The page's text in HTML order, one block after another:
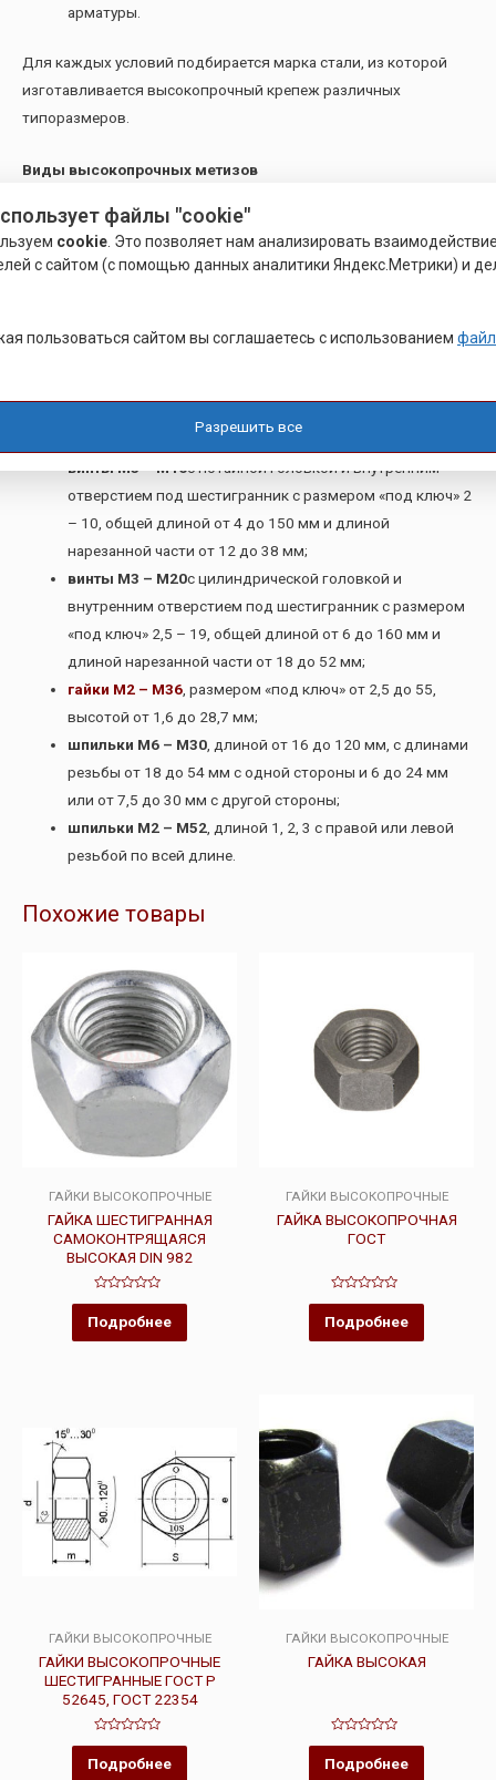
арматуры.
Для каждых условий подбирается марка стали, из которой
изготавливается высокопрочный крепеж различных
типоразмеров.
Виды высокопрочных метизов
В высокопрочных соединениях чаще всего используются
болты, винты и шпильки классов прочности 8.8, 10.9, 12.9 и
соответствующие им гайки классов 8.0, 10.0, 12.0. В
высокопрочный крепеж, как:
винты М3 – М16с потайной головкой и внутренним
отверстием под шестигранник с размером «под ключ» 2
– 10, общей длиной от 4 до 150 мм и длиной
нарезанной части от 12 до 38 мм;
винты М3 – М20с цилиндрической головкой и
внутренним отверстием под шестигранник с размером
«под ключ» 2,5 – 19, общей длиной от 6 до 160 мм и
длиной нарезанной части от 18 до 52 мм;
гайки М2 – М36 , размером «под ключ» от 2,5 до 55,
высотой от 1,6 до 28,7 мм;
шпильки М6 – М30 , длиной от 16 до 120 мм, с длинами
резьбы от 18 до 54 мм с одной стороны и 6 до 24 мм
или от 7,5 до 30 мм с другой стороны;
шпильки М2 – М52 , длиной 1, 2, 3 с правой или левой
резьбой по всей длине.
Похожие товары
ГАЙКИ ВЫСОКОПРОЧНЫЕ
ГАЙКА ШЕСТИГРАННАЯ
САМОКОНТРЯЩАЯСЯ
ВЫСОКАЯ DIN 982
Оценка
из
Подробнее
ГАЙКИ ВЫСОКОПРОЧНЫЕ
ГАЙКА ВЫСОКОПРОЧНАЯ
ГОСТ
Оценка
из
Подробнее
ГАЙКИ ВЫСОКОПРОЧНЫЕ
ГАЙКИ ВЫСОКОПРОЧНЫЕ
ШЕСТИГРАННЫЕ ГОСТ Р
52645, ГОСТ 22354
Оценка
из
Подробнее
ГАЙКИ ВЫСОКОПРОЧНЫЕ
ГАЙКА ВЫСОКАЯ
Оценка
из
Подробнее
файлы "cookie"
cookie . Это позволяет нам анализировать
с сайтом (с помощью данных аналитики Яндекс.Метрики) и
пользоваться сайтом вы соглашаетесь с использованием
Разрешить все